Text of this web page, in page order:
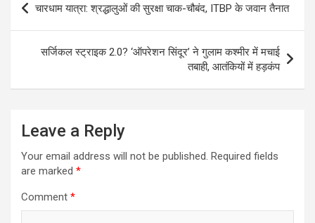
n
चारधाम यात्रा: श्रद्धालुओं की सुरक्षा चाक-चौबंद, ITBP के जवान तैनात
सर्जिकल स्ट्राइक 2.0? ‘ऑपरेशन सिंदूर’ ने गुलाम कश्मीर में मचाई
तबाही, आतंकियों में हड़कंप
Leave a Reply
Your email address will not be published. Required fields
are marked *
Comment *